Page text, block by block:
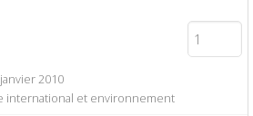
2010
international et environnement